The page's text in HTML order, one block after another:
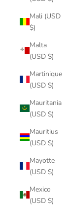
Mali (USD
$)
Malta
(USD $)
Martinique
(USD $)
Mauritania
(USD $)
Mauritius
(USD $)
Mayotte
(USD $)
Mexico
(USD $)